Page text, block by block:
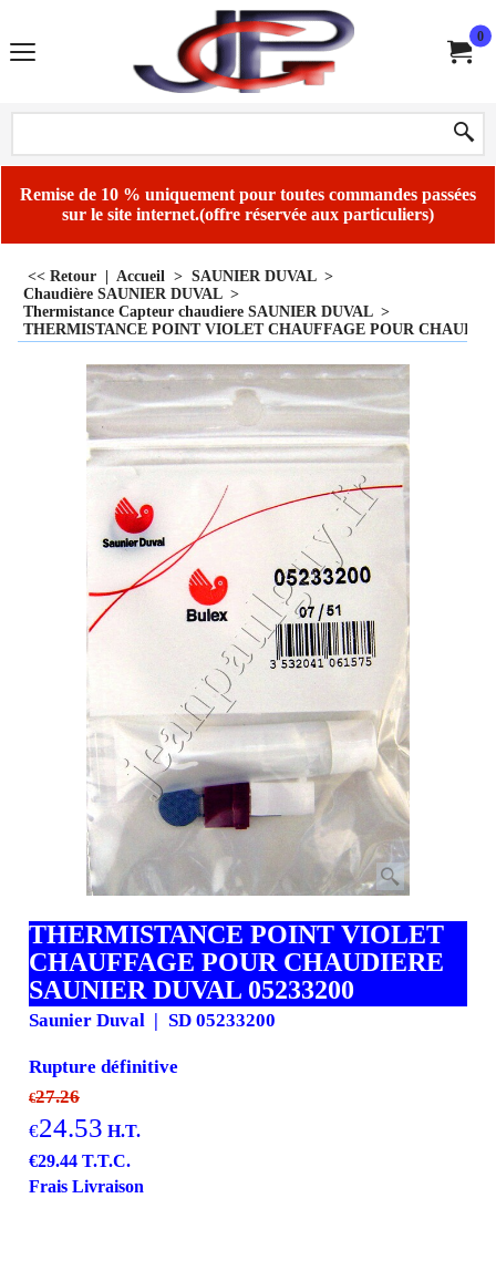
0
Remise de 10 % uniquement pour toutes commandes passées
sur le site internet.(offre réservée aux particuliers)
<< Retour Accueil > SAUNIER DUVAL>
Chaudière SAUNIER DUVAL>
Thermistance Capteur chaudiere SAUNIER DUVAL>
THERMISTANCE POINT VIOLET CHAUFFAGE POUR
THERMISTANCE POINT VIOLET
CHAUFFAGE POUR CHAUDIERE
SAUNIER DUVAL 05233200
Saunier Duval SD 05233200
Rupture définitive
€27.26
€24.53 H.T.
€29.44 T.T.C.
Frais Livraison